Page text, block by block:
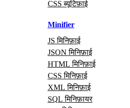
CSS ब्यूटिफ़ाई
Minifier
JS मिनिफ़ाई
JSON मिनिफ़ाई
HTML मिनिफ़ाई
CSS मिनिफ़ाई
XML मिनिफ़ाई
SQL मिनिफ़ायर